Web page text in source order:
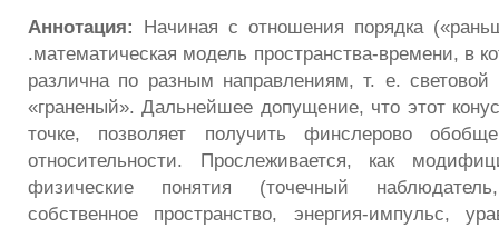
Аннотация: Начиная с отношения порядка
.математическая модель пространства-времени, в
различна по разным направлениям, т. е. световой
«граненый». Дальнейшее допущение, что этот
точке, позволяет получить финслерово
относительности. Прослеживается, как
физические понятия (точечный
собственное пространство, энергия-импульс,